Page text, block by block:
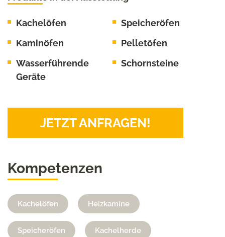
Kachelöfen
Speicheröfen
Kaminöfen
Pelletöfen
Wasserführende
Geräte
Schornsteine
JETZT ANFRAGEN!
Kompetenzen
Kachelöfen Heizkamine
Speicheröfen Kachelherde